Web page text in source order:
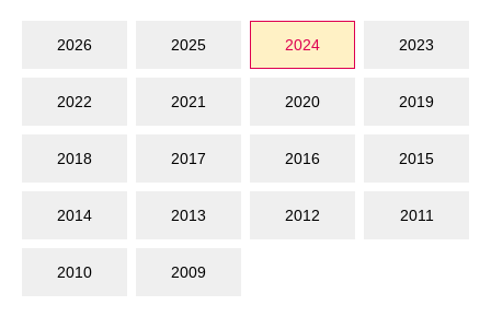
2026 2025 2024 2023
2022 2021 2020 2019
2018 2017 2016 2015
2014 2013 2012 2011
2010 2009